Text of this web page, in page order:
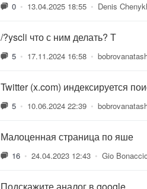
0 • 13.04.2025 18:55 • Denis
/?yscli что с ним делать? Т
5 • 17.11.2024 16:58 •
Twitter (x.com) индексируется
5 • 10.06.2024 22:39 •
Малоценная страница по яше
16 • 24.04.2023 12:43 • Gio